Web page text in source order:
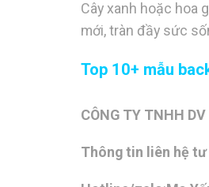
Cây xanh hoặc hoa
mới, tràn đầy sức
Top 10+ mẫu
CÔNG TY TNHH
Thông tin liên hệ